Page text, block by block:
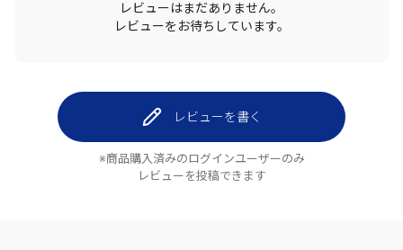
レビューはまだありません。
レビューをお待ちしています。
レビューを書く
※商品購入済みのログインユーザーのみ
レビューを投稿できます